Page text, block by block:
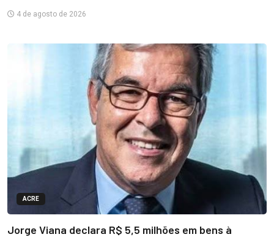
4 de agosto de 2026
ACRE
Jorge Viana declara R$ 5,5 milhões em bens à